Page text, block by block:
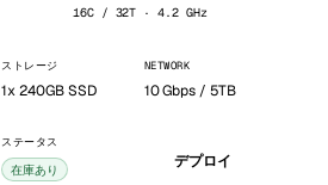
16C / 32T · 4.2 GHz
ストレージ
1x 240GB SSD
NETWORK
10 Gbps / 5TB
ステータス
在庫あり デプロイ